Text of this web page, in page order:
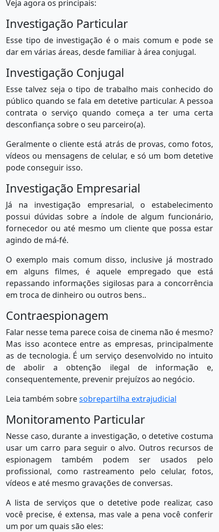
Veja agora os principais:
Investigação Particular
Esse tipo de investigação é o mais comum e pode se
dar em várias áreas, desde familiar à área conjugal.
Investigação Conjugal
Esse talvez seja o tipo de trabalho mais conhecido do
público quando se fala em detetive particular. A pessoa
contrata o serviço quando começa a ter uma certa
desconfiança sobre o seu parceiro(a).
Geralmente o cliente está atrás de provas, como fotos,
vídeos ou mensagens de celular, e só um bom detetive
pode conseguir isso.
Investigação Empresarial
Já na investigação empresarial, o estabelecimento
possui dúvidas sobre a índole de algum funcionário,
fornecedor ou até mesmo um cliente que possa estar
agindo de má-fé.
O exemplo mais comum disso, inclusive já mostrado
em alguns filmes, é aquele empregado que está
repassando informações sigilosas para a concorrência
em troca de dinheiro ou outros bens..
Contraespionagem
Falar nesse tema parece coisa de cinema não é mesmo?
Mas isso acontece entre as empresas, principalmente
as de tecnologia. É um serviço desenvolvido no intuito
de abolir a obtenção ilegal de informação e,
consequentemente, prevenir prejuízos ao negócio.
Leia também sobresobrepartilha extrajudicial
Monitoramento Particular
Nesse caso, durante a investigação, o detetive costuma
usar um carro para seguir o alvo. Outros recursos de
espionagem também podem ser usados pelo
profissional, como rastreamento pelo celular, fotos,
vídeos e até mesmo gravações de conversas.
A lista de serviços que o detetive pode realizar, caso
você precise, é extensa, mas vale a pena você conferir
um por um quais são eles: